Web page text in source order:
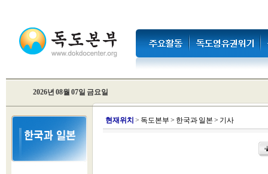
2026년 08월 07일 금요일
현재위치 > 독도본부 > 한국과 일본 > 기사